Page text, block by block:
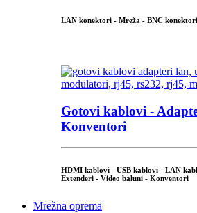
LAN konektori - Mreža - BNC konektori
Gotovi kablovi -
Konventori
HDMI kablovi - USB kablovi - LAN
Extenderi - Video baluni - Konventori
Mrežna oprema